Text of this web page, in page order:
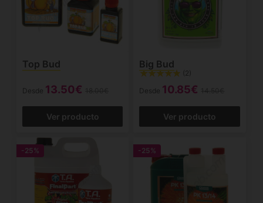
Top Bud
Desde 13.50€
Ver producto
Big Bud
(2)
Desde 10.85€
Ver producto
-25% -25%